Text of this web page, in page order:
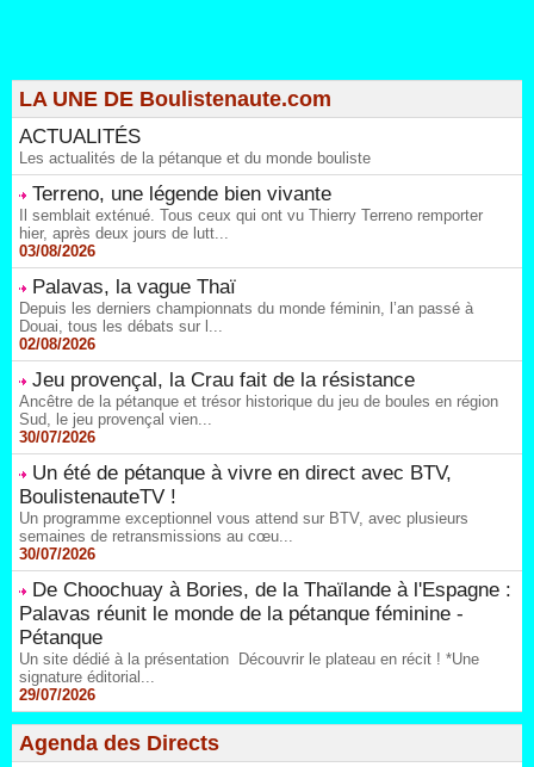
LA UNE DE Boulistenaute.com
ACTUALITÉS
Les actualités de la pétanque et du monde bouliste
Terreno, une légende bien vivante
Il semblait exténué. Tous ceux qui ont vu Thierry Terreno remporter
hier, après deux jours de lutt...
03/08/2026
Palavas, la vague Thaï
Depuis les derniers championnats du monde féminin, l’an passé à
Douai, tous les débats sur l...
02/08/2026
Jeu provençal, la Crau fait de la résistance
Ancêtre de la pétanque et trésor historique du jeu de boules en région
Sud, le jeu provençal vien...
30/07/2026
Un été de pétanque à vivre en direct avec BTV,
BoulistenauteTV !
Un programme exceptionnel vous attend sur BTV, avec plusieurs
semaines de retransmissions au cœu...
30/07/2026
De Choochuay à Bories, de la Thaïlande à l'Espagne :
Palavas réunit le monde de la pétanque féminine -
Pétanque
Un site dédié à la présentation Découvrir le plateau en récit ! *Une
signature éditorial...
29/07/2026
Agenda des Directs